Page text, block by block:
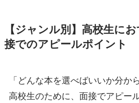
【ジャンル別】高校生に
接でのアピールポイント
「どんな本を選べばいいか分か
高校生のために、面接でアピー